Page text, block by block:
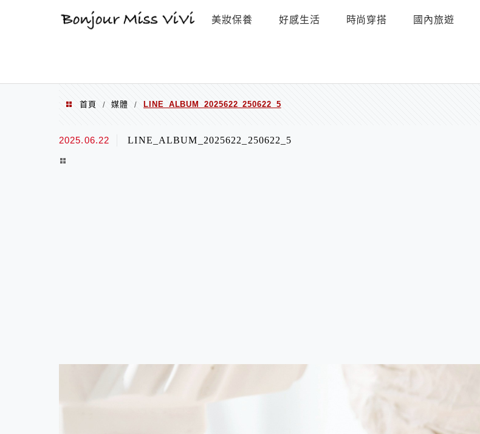
美妝保養 好感生活 時尚穿搭 國內旅遊
首頁 / 媒體 / LINE_ALBUM_2025622_250622_5
2025.06.22 LINE_ALBUM_2025622_250622_5